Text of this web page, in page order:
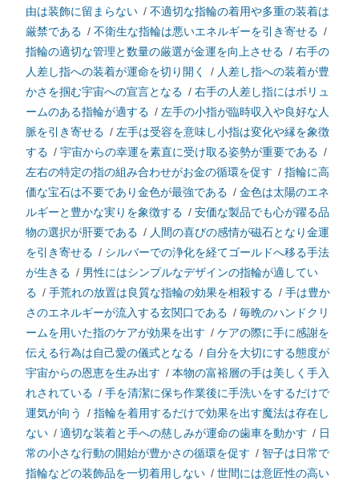
由は装飾に留まらない / 不適切な指輪の着用や多重の装着は
厳禁である / 不衛生な指輪は悪いエネルギーを引き寄せる /
指輪の適切な管理と数量の厳選が金運を向上させる / 右手の
人差し指への装着が運命を切り開く
/ 人差し指への装着が豊
かさを掴む宇宙への宣言となる / 右手の人差し指にはボリュ
ームのある指輪が適する / 左手の小指が臨時収入や良好な人
脈を引き寄せる / 左手は受容を意味し小指は変化や縁を象徴
する / 宇宙からの幸運を素直に受け取る姿勢が重要である /
左右の特定の指の組み合わせがお金の循環を促す / 指輪に高
価な宝石は不要であり金色が最強である / 金色は太陽のエネ
ルギーと豊かな実りを象徴する / 安価な製品でも心が躍る品
物の選択が肝要である / 人間の喜びの感情が磁石となり金運
を引き寄せる / シルバーでの浄化を経てゴールドへ移る手法
が生きる / 男性にはシンプルなデザインの指輪が適してい
る / 手荒れの放置は良質な指輪の効果を相殺する / 手は豊か
さのエネルギーが流入する玄関口である / 毎晩のハンドクリ
ームを用いた指のケアが効果を出す / ケアの際に手に感謝を
伝える行為は自己愛の儀式となる / 自分を大切にする態度が
宇宙からの恩恵を生み出す / 本物の富裕層の手は美しく手入
れされている / 手を清潔に保ち作業後に手洗いをするだけで
運気が向う
/ 指輪を着用するだけで効果を出す魔法は存在し
ない / 適切な装着と手への慈しみが運命の歯車を動かす / 日
常の小さな行動の開始が豊かさの循環を促す / 智子は日常で
指輪などの装飾品を一切着用しない / 世間には意匠性の高い